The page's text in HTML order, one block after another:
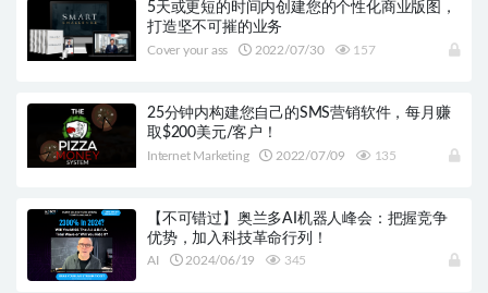
5天或更短的时间内创建您的个性化商业版图，
打造坚不可摧的业务
Cover your ass 2022/07/30 157
25分钟内构建您自己的SMS营销软件，每月赚
取$200美元/客户！
Internet Marketing 2022/07/09 135
【不可错过】奥兰多AI机器人峰会：把握竞争
优势，加入科技革命行列！
AI 2024/06/19 345